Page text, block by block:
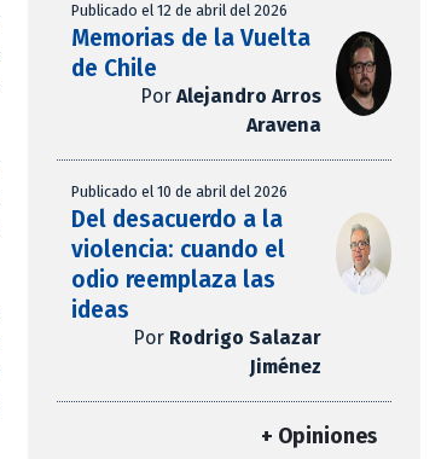
Publicado el 12 de abril del 2026
Memorias de la Vuelta
de Chile
Por Alejandro Arros
Aravena
Publicado el 10 de abril del 2026
Del desacuerdo a la
violencia: cuando el
odio reemplaza las
ideas
Por Rodrigo Salazar
Jiménez
+ Opiniones